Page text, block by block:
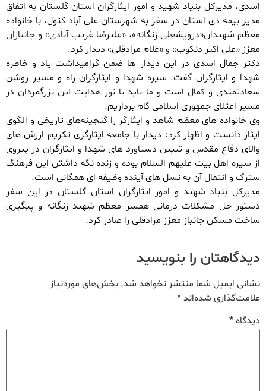
اسدی، مدیرکل بنیاد شهید و امور ایثارگران استان گلستان به اتفاق
مدیر بیمه دی استان در سفر به شهرستان علی آباد کتول، با خانواده
معظم شهیدان«درویشعلی زنگانه»، «علیرضا غریب آبادی» و جانبازان
معزز «علی اکبر دنکوب» و «غلام مرادقلی» دیدار کرد.
دکتر جمال اسدی در این دیدار ها ضمن گرامیداشت یاد و خاطره
شهدا و ایثارگران گفت: سیره شهدا و ایثارگران راه و مسیر روشن
سعادتمندی و کمال است و ما باید با نور هدایت این بزرگمردان در
مسیر اعتلای جمهوری اسلامی گام برداریم.
وی خانواده های معظم شاهد و ایثارگر را گنجینه‌های تاریخی و الگوی
ایثار دانست و اظهار کرد: دیدار با جامعه ایثارگری تکریم ارزش های
والای دفاع مقدس و تبیین دستاورد های شهدا و ایثارگران در پیروی
از سیره اهل بیت علیهم السلام بوده و زنده نگه داشتن این فرهنگ
سترگ و انتقال آن به نسل های آینده وظیفه ای همگانی است.
مدیرکل بنیاد شهید و امور ایثارگران استان گلستان در این سفر
دستور حل مشکلات درمانی همسر معظم شهید زنگانه و پیگیری
ساخت مسکن جانباز معزز مرادقلی را صادر کرد.
دیدگاهتان را بنویسید
نشانی ایمیل شما منتشر نخواهد شد. بخش‌های موردنیاز
علامت‌گذاری شده‌اند*
دیدگاه*